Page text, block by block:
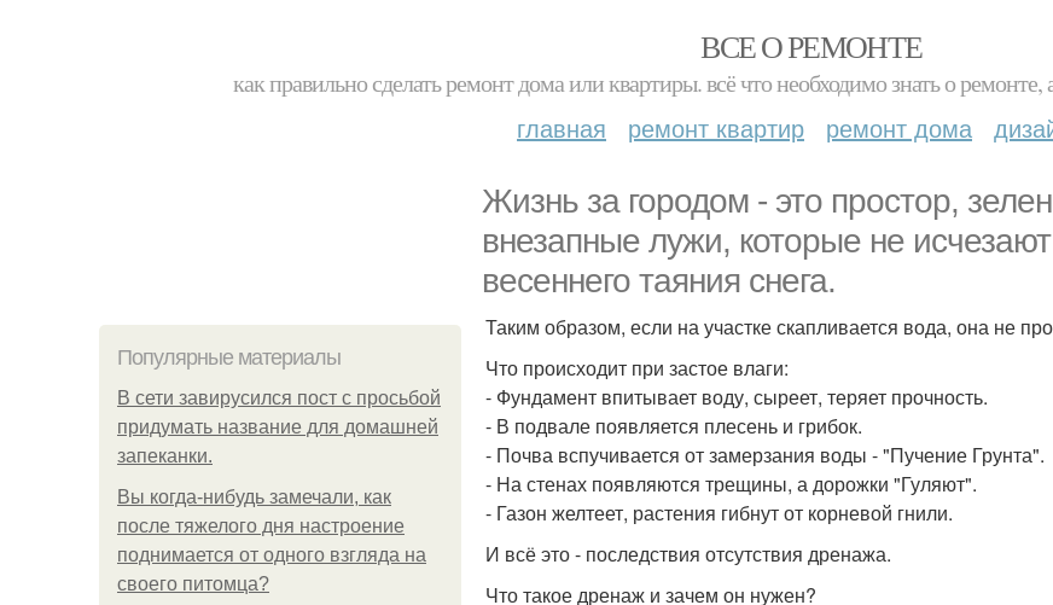
ВСЕ О РЕМОНТЕ
как правильно сделать ремонт дома или квартиры. всё что необходимо знать о
главная ремонт квартир ремонт дома
Жизнь за городом - это простор,
внезапные лужи, которые не
весеннего таяния снега.
Популярные материалы
В сети завирусился пост с просьбой
придумать название для домашней
запеканки.
Вы когда-нибудь замечали, как
после тяжелого дня настроение
поднимается от одного взгляда на
своего питомца?
Таким образом, если на участке скапливается вода, она не
Что происходит при застое влаги:
- Фундамент впитывает воду, сыреет, теряет прочность.
- В подвале появляется плесень и грибок.
- Почва вспучивается от замерзания воды - "Пучение Грунта".
- На стенах появляются трещины, а дорожки "Гуляют".
- Газон желтеет, растения гибнут от корневой гнили.
И всё это - последствия отсутствия дренажа.
Что такое дренаж и зачем он нужен?